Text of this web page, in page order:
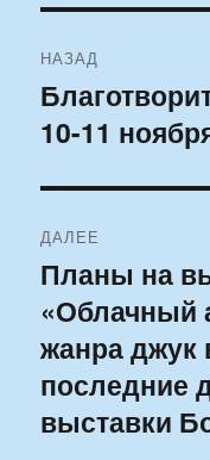
по
записям
НАЗАД
Предыдущая
запись:
10-11
ДАЛЕЕ
Следующая
запись:
Планы на
«Облачный
жанра джук
последние
выставки